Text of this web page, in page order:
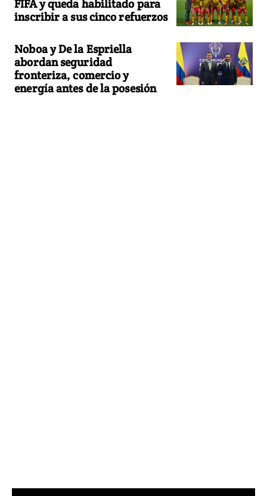
FIFA y queda habilitado para
inscribir a sus cinco refuerzos
Noboa y De la Espriella
abordan seguridad
fronteriza, comercio y
energía antes de la posesión